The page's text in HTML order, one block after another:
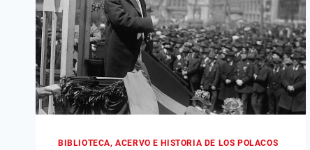
BIBLIOTECA, ACERVO E HISTORIA DE LOS POLACOS